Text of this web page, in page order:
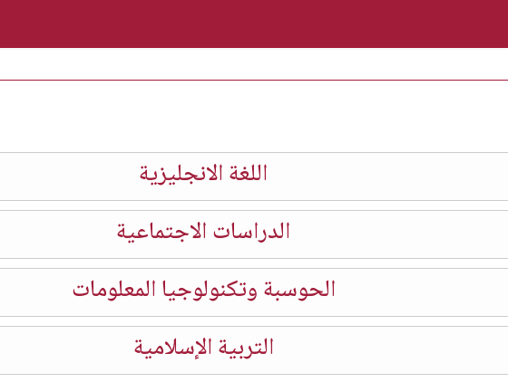
اللغة الانجليزية
الدراسات الاجتماعية
الحوسبة وتكنولوجيا المعلومات
التربية الإسلامية